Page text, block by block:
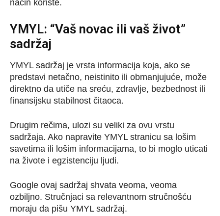
način koriste.
YMYL: “Vaš novac ili vaš život”
sadržaj
YMYL sadržaj je vrsta informacija koja, ako se
predstavi netačno, neistinito ili obmanjujuće, može
direktno da utiče na sreću, zdravlje, bezbednost ili
finansijsku stabilnost čitaoca.
Drugim rečima, ulozi su veliki za ovu vrstu
sadržaja. Ako napravite YMYL stranicu sa lošim
savetima ili lošim informacijama, to bi moglo uticati
na živote i egzistenciju ljudi.
Google ovaj sadržaj shvata veoma, veoma
ozbiljno. Stručnjaci sa relevantnom stručnošću
moraju da pišu YMYL sadržaj.